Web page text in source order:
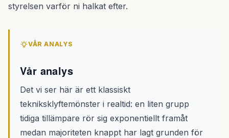
styrelsen varför ni halkat efter.
VÅR ANALYS
Vår analys
Det vi ser här är ett klassiskt
tekniksklyftemönster i realtid: en liten grupp
tidiga tillämpare rör sig exponentiellt framåt
medan majoriteten knappt har lagt grunden för